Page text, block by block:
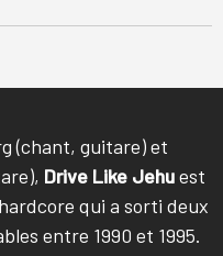
(chant, guitare) et
Drive Like Jehuest
qui a sorti deux
entre 1990 et 1995.